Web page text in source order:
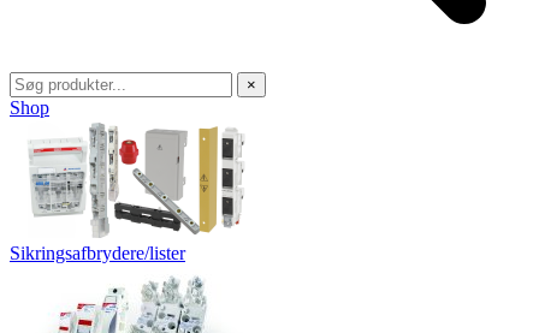
×
Shop
Sikringsafbrydere/lister